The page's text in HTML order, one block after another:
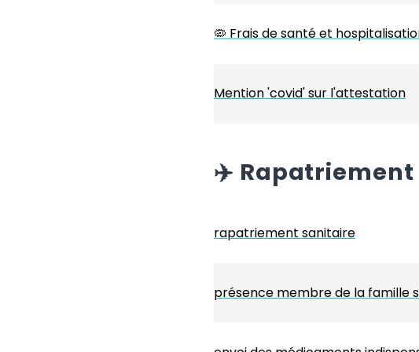
🦠 Frais de santé et
Mention 'covid' sur l'attestation
✈️ Rapatriement
rapatriement sanitaire
présence membre de la famille